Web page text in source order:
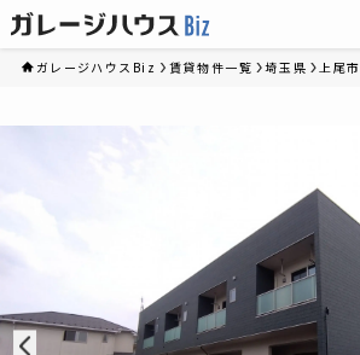
ガレージハウスBiz 賃貸物件一覧 埼玉県 上尾市